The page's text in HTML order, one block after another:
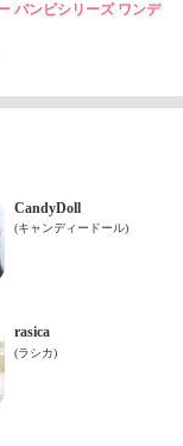
バンビシリーズ ワンデ